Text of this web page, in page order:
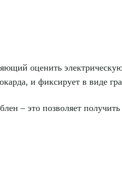
оценить
и фиксирует в виде
– это позволяет